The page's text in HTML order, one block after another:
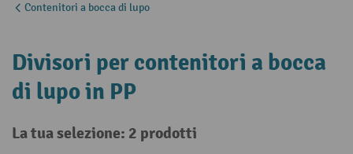
Contenitori a bocca di lupo
Divisori per contenitori a bocca
di lupo in PP
La tua selezione: 2 prodotti